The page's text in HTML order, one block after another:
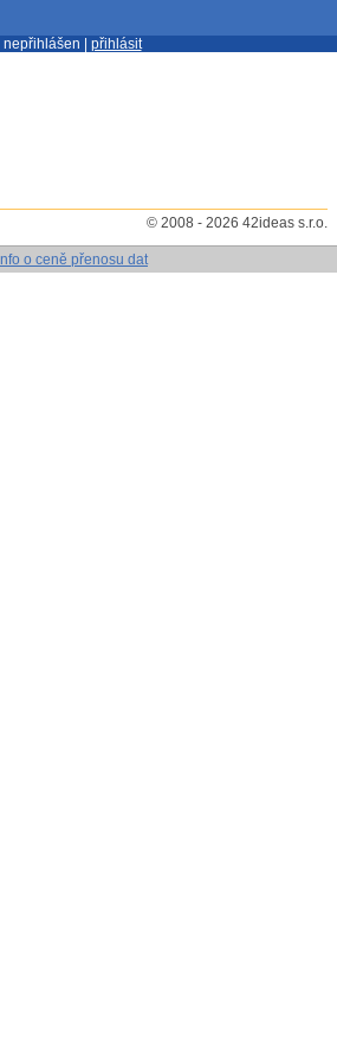
nepřihlášen | přihlásit
© 2008 - 2026 42ideas s.r.o.
o ceně přenosu dat